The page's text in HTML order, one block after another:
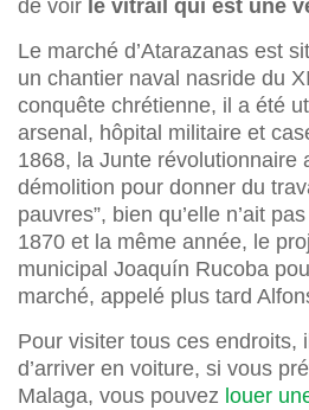
de voir le vitrail qui est une
Le marché d’Atarazanas est
un chantier naval nasride du
conquête chrétienne, il a été
arsenal, hôpital militaire et
1868, la Junte révolutionnaire
démolition pour donner du
pauvres”, bien qu’elle n’ait
1870 et la même année, le
municipal Joaquín Rucoba
marché, appelé plus tard
Pour visiter tous ces endroits,
d’arriver en voiture, si vous
Malaga, vous pouvez louer